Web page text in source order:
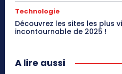
Technologie
Découvrez les sites les plus
incontournable de 2025 !
A lire aussi